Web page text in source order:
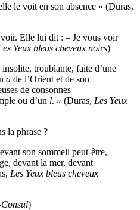
le voit en son absence » (Duras,
voir. Elle lui dit : – Je vous voir
Yeux bleus cheveux noirs)
troublante, faite d’une
a de l’Orient et de son
de consonnes
ou d’un l. » (Duras, Les Yeux
la phrase ?
son sommeil peut-être,
devant la mer, devant
Les Yeux bleus cheveux
)